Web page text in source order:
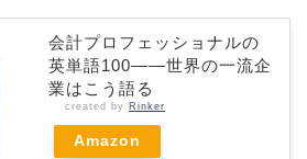
会計プロフェッショナルの
英単語100――世界の一流企
業はこう語る
created by Rinker
Amazon